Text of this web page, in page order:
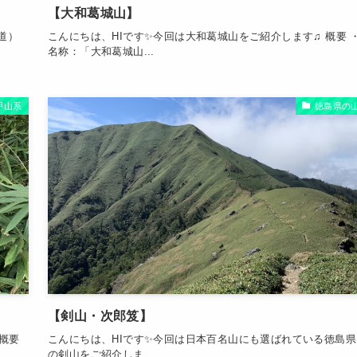
）
【大和葛城山】
こんにちは、HIです✨今回は大和葛城山をご紹介します♫ 概要
名称：「大和葛城山...
山系
要
徳島県の
【剣山・次郎笈】
こんにちは、HIです✨今回は日本百名山にも選ばれている徳島県
の剣山をご紹介しま...